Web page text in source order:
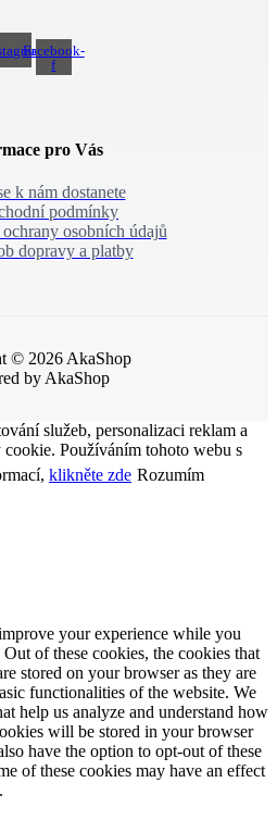
Facebook-
f
pro Vás
k nám dostanete
podmínky
osobních údajů
dopravy a platby
© 2026 AkaShop
by AkaShop
služeb, personalizaci reklam a
Používáním tohoto webu s
klikněte zde Rozumím
your experience while you
of these cookies, the cookies that
stored on your browser as they are
functionalities of the website. We
help us analyze and understand how
will be stored in your browser
have the option to opt-out of these
of these cookies may have an effect